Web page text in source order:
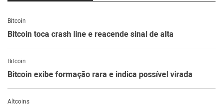
Bitcoin
Bitcoin toca crash line e reacende sinal de alta
Bitcoin
Bitcoin exibe formação rara e indica possível virada
Altcoins